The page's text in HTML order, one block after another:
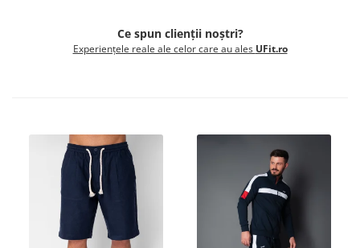
Ce spun clienții noștri?
Experiențele reale ale celor care au ales UFit.ro